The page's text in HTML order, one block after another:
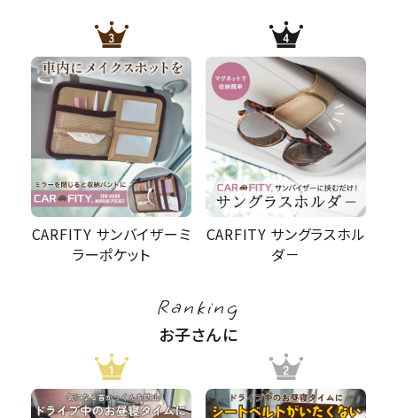
CARFITY サンバイザーミ
ラーポケット
CARFITY サングラスホル
ダ－
Ranking
お子さんに